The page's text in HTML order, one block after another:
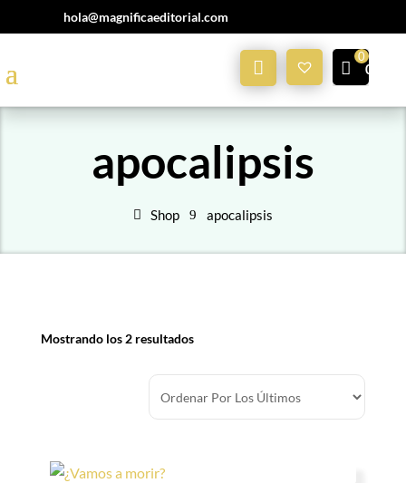
hola@magnificaeditorial.com
Mi
Cuenta
0,00
apocalipsis
Shop apocalipsis
Mostrando los 2 resultados